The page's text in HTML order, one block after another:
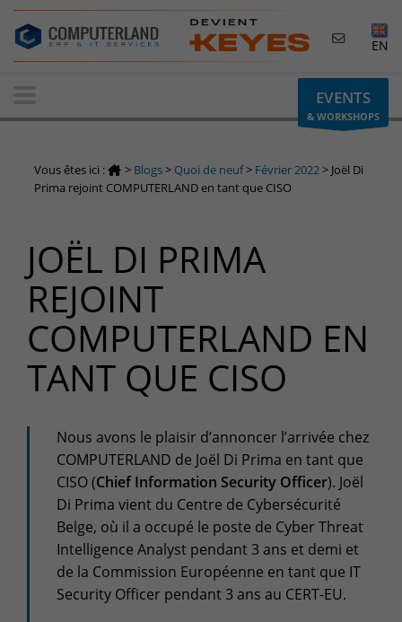
Contactez-nous
Demande d'informations
N'hésitez pas à nous contacter
+32(0)800 12 512
info-cpld@keyes.eu
Luxembourg
+352 26 59 06 86
info-cpld@keyes.eu
Espace Clients
Accès à la zone d'information réservée aux clients :
Espace client
Centre de services
Support pour incidents & demandes de services
+32(0)800/12.712 (Belgique - Fr)
+32(0)800/12.812 (Belgique - Nl)
+352 8002 45 46 (Luxembourg - Fr)
support-cpld@keyes.eu
Service Clients
EN
EVENTS
& WORKSHOPS
Vous êtes ici : > Blogs> Quoi de neuf> Février 2022> Joël Di
Prima rejoint COMPUTERLAND en tant que CISO
JOËL DI PRIMA
REJOINT
COMPUTERLAND EN
TANT QUE CISO
Nous avons le plaisir d’annoncer l’arrivée chez
COMPUTERLAND de Joël Di Prima en tant que
CISO (Chief Information Security Officer). Joël
Di Prima vient du Centre de Cybersécurité
Belge, où il a occupé le poste de Cyber Threat
Intelligence Analyst pendant 3 ans et demi et
de la Commission Européenne en tant que IT
Security Officer pendant 3 ans au CERT-EU.